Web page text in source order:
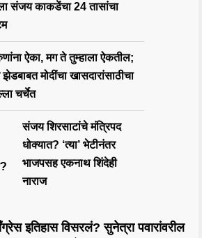
संजय काकडेंचा 24 तासांचा
ऐका, मग ते तुम्हाला ऐकतील;
मोदींचा खासदारांसाठीचा
चर्चेत
संजय शिरसाटांचे मंत्रिपद
धोक्यात? ‘त्या’ भेटीनंतर
भाजपसह एकनाथ शिंदेही
नाराज
इतिहास विसरलं? सुनेत्रा पवारांवरील